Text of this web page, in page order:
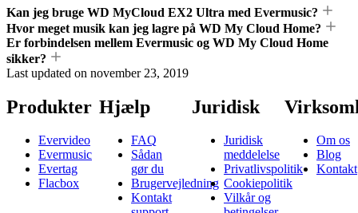
Kan jeg bruge WD MyCloud EX2 Ultra med Evermusic?
Hvor meget musik kan jeg lagre på WD My Cloud Home?
Er forbindelsen mellem Evermusic og WD My Cloud Home
sikker?
Last updated on november 23, 2019
Produkter
Evervideo
Evermusic
Evertag
Flacbox
Hjælp
FAQ
Sådan
gør du
Brugervejledning
Kontakt
Juridisk
Juridisk
meddelelse
Privatlivspolitik
Cookiepolitik
Vilkår og
Om os
Blog
Kontakt